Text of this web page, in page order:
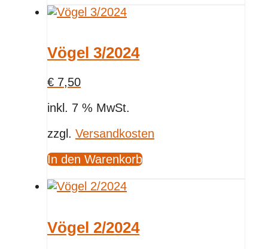
Vögel 3/2024
€ 7,50
inkl. 7 % MwSt.
zzgl. Versandkosten
In den Warenkorb
Vögel 2/2024